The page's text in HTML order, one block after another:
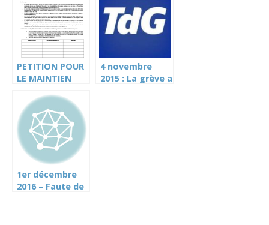
14 décembre
2015 à 20h à
l’Event Center
PETITION POUR
LE MAINTIEN
PRESTATIONS
CPEG
4 novembre
2015 : La grève a
1er décembre
2016 – Faute de